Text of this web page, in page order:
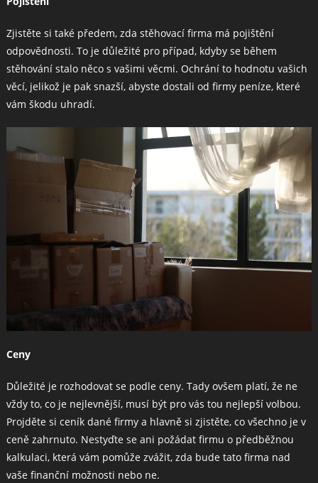
Zjistěte si také předem, zda stěhovací firma má pojištění
odpovědnosti. To je důležité pro případ, kdyby se během
stěhování stalo něco s vašimi věcmi. Ochrání to hodnotu vašich
věcí, jelikož je pak snazší, abyste dostali od firmy peníze, které
vám škodu uhradí.
Ceny
Důležité je rozhodovat se podle ceny. Tady ovšem platí, že ne
vždy to, co je nejlevnější, musí být pro vás tou nejlepší volbou.
Projděte si ceník dané firmy a hlavně si zjistěte, co všechno je v
ceně zahrnuto. Nestyďte se ani požádat firmu o předběžnou
kalkulaci, která vám pomůže zvážit, zda bude tato firma nad
vaše finanční možnosti nebo ne.